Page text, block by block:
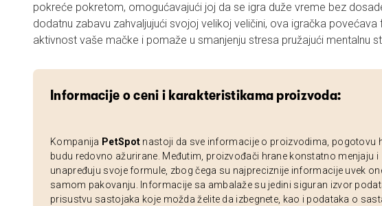
pokreće pokretom, omogućavajući joj da se igra duže vreme bez
dodatnu zabavu zahvaljujući svojoj velikoj veličini, ova igračka povećava
aktivnost vaše mačke i pomaže u smanjenju stresa pružajući mentalnu
Informacije o ceni i karakteristikama proizvoda:
Kompanija PetSpot nastoji da sve informacije o proizvodima, pogotovu
budu redovno ažurirane. Međutim, proizvođači hrane konstatno menjaju i
unapređuju svoje formule, zbog čega su najpreciznije informacije uvek
samom pakovanju. Informacije sa ambalaže su jedini siguran izvor
prisustvu sastojaka koje možda želite da izbegnete, kao i podataka o